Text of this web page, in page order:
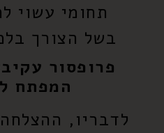
תחומי עשוי
בשל הצורך
פרופסור
המפתח
לדבריו,